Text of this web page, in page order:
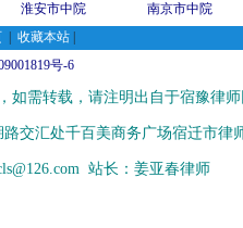
淮安市中院 南京市中院
| 收藏本站|
号-6
需转载，请注明出自于宿豫律师
交汇处千百美商务广场宿迁市律
站长：姜亚春律师